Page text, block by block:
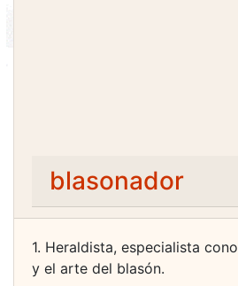
blasonador
1. Heraldista, especialista
y el arte del blasón.